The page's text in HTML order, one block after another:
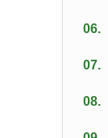
06.
07.
08.